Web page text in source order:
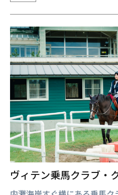
ヴィテン乗馬クラブ・